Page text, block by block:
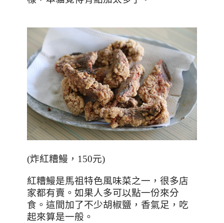
(炸紅糟鰻，150元)
紅糟鰻是馬祖特色風味菜之一，很多店
家都有賣。如果人多可以點一份來分
食。這間加了不少胡椒鹽，香氣足，吃
起來算是一般。